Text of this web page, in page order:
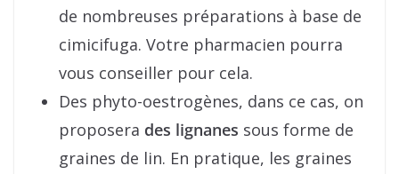
de nombreuses préparations à base de
cimicifuga. Votre pharmacien pourra
vous conseiller pour cela.
Des phyto-oestrogènes, dans ce cas, on
proposera des lignanes sous forme de
graines de lin. En pratique, les graines